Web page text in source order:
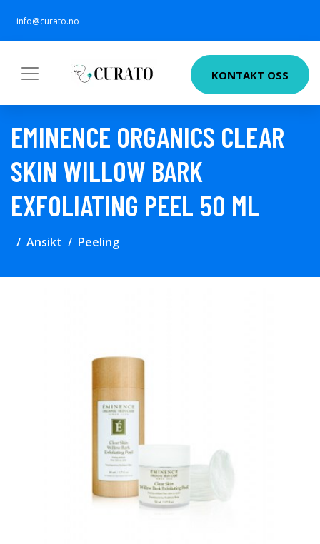
info@curato.no
KONTAKT OSS
EMINENCE ORGANICS CLEAR
SKIN WILLOW BARK
EXFOLIATING PEEL 50 ML
Ansikt Peeling